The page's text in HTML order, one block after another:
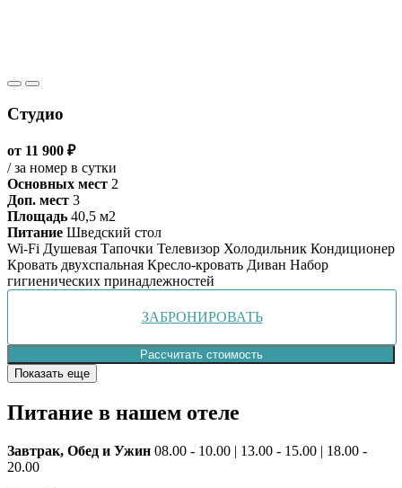
Студио
от 11 900 ₽
/ за номер в сутки
Основных мест 2
Доп. мест 3
Площадь 40,5 м2
Питание Шведский стол
Wi-Fi Душевая Тапочки Телевизор Холодильник Кондиционер
Кровать двухспальная Кресло-кровать Диван Набор
гигиенических принадлежностей
ЗАБРОНИРОВАТЬ
Рассчитать стоимость
Показать еще
Питание в нашем отеле
Завтрак, Обед и Ужин 08.00 - 10.00 | 13.00 - 15.00 | 18.00 -
20.00